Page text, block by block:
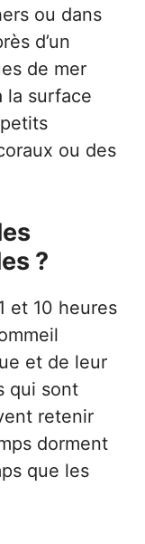
ou dans
d’un
de mer
la surface
ou des
?
et 10 heures
et de leur
qui sont
retenir
dorment
que les